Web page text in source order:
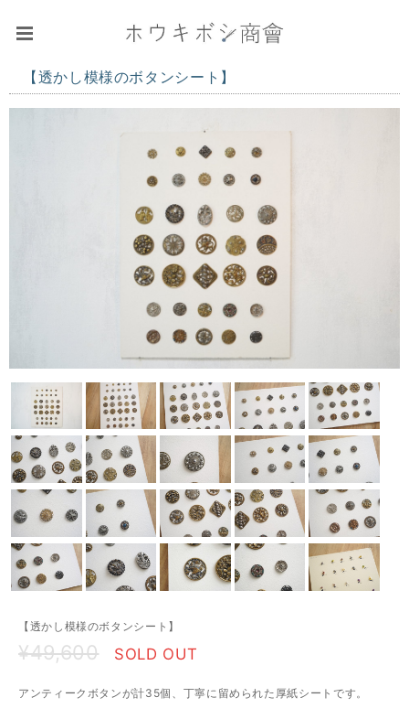
【透かし模様のボタンシート】
【透かし模様のボタンシート】
¥49,600 SOLD OUT
アンティークボタンが計35個、丁寧に留められた厚紙シートです。